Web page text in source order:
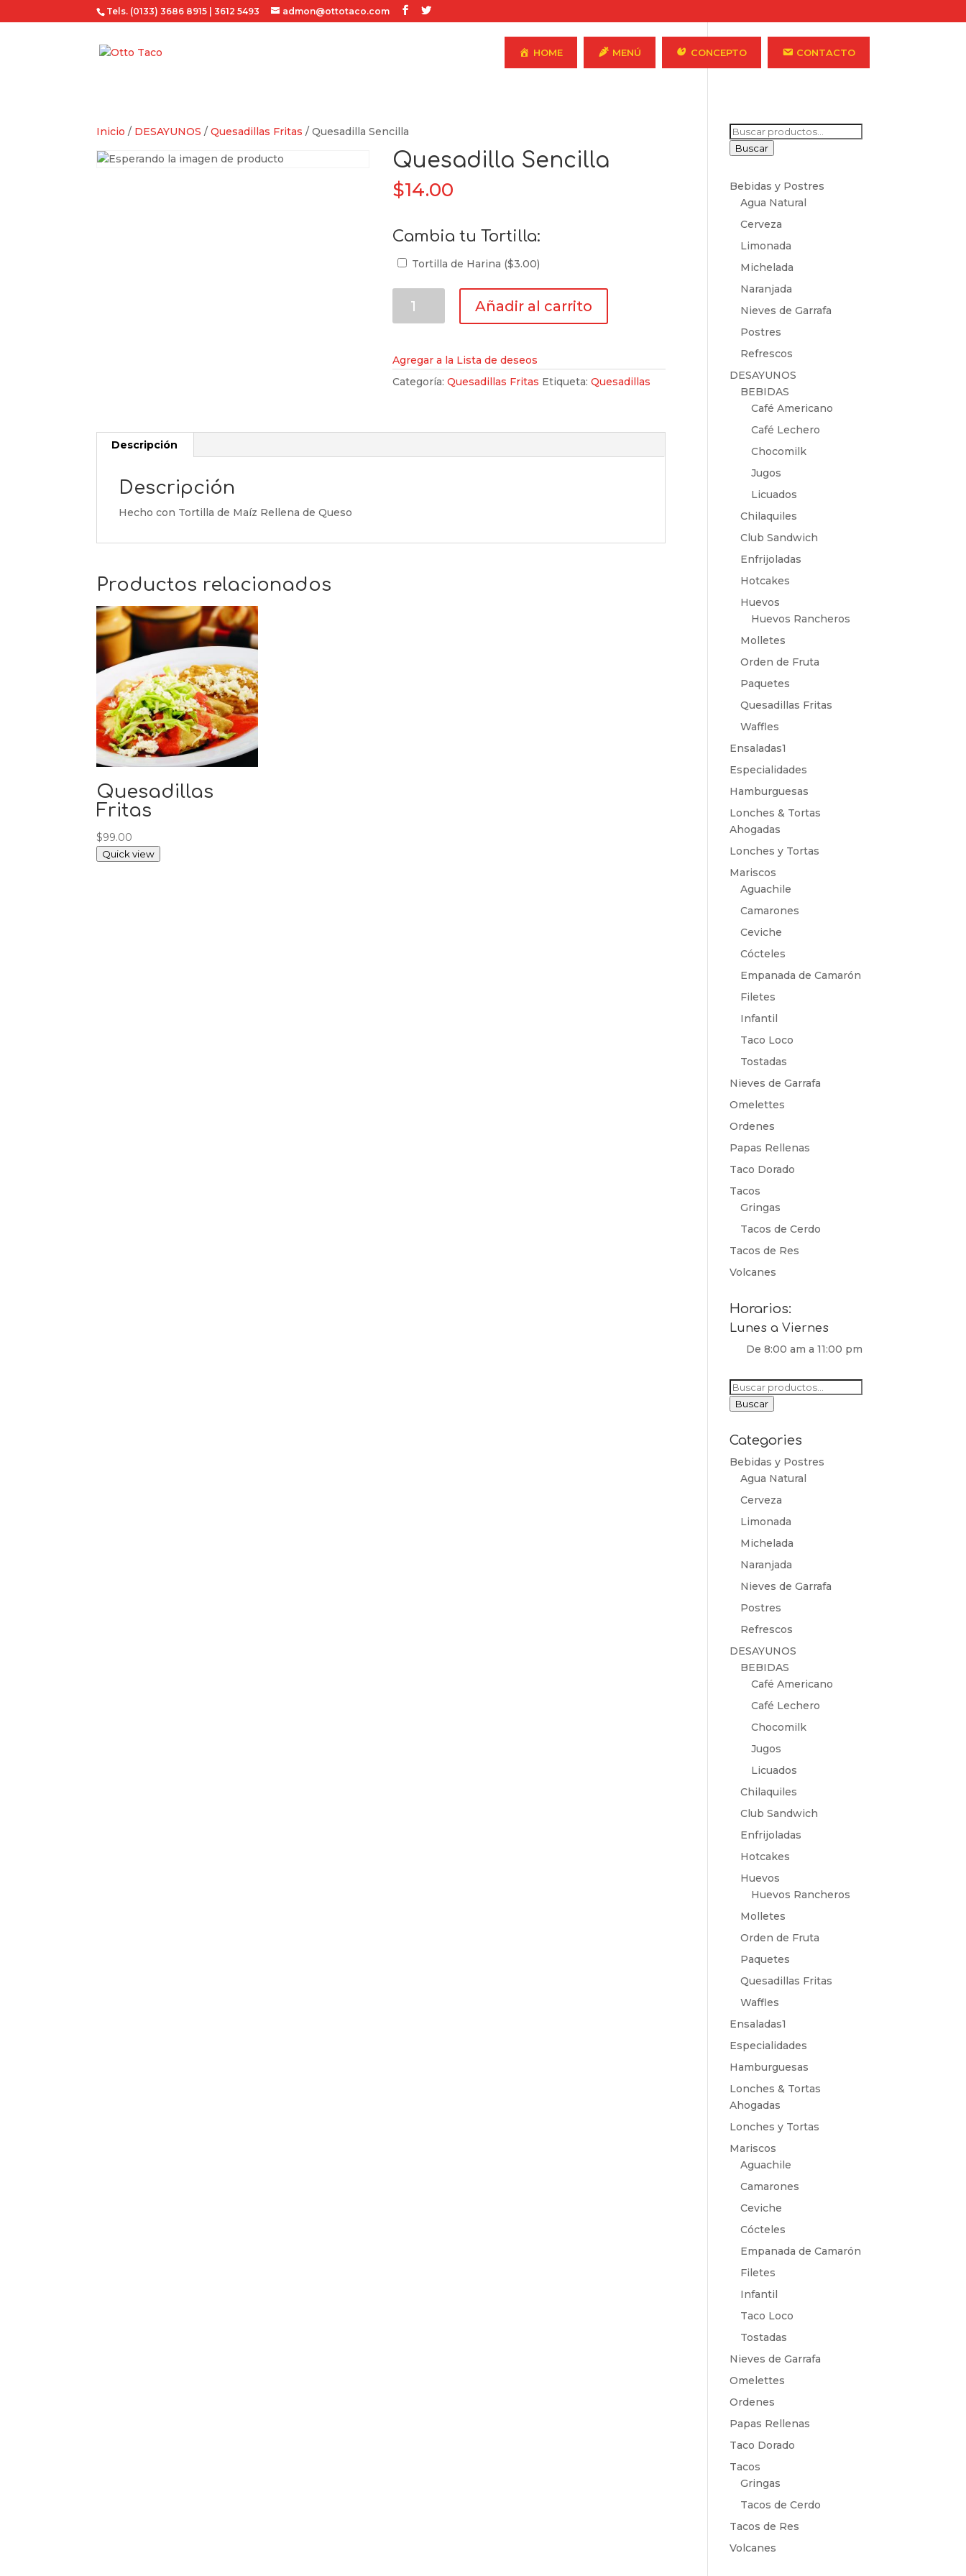
Tels. (0133) 3686 8915 | 3612 5493 admon@ottotaco.com
HOME MENÚ CONCEPTO CONTACTO
Inicio / DESAYUNOS /Quesadillas Fritas / Quesadilla Sencilla
Quesadilla Sencilla
$14.00
Cambia tu Tortilla:
Tortilla de Harina ($3.00)
Sencilla
Añadir al carrito
Agregar a la Lista de deseos
Categoría:Quesadillas Fritas Etiqueta:Quesadillas
Descripción
Descripción
Hecho con Tortilla de Maíz Rellena de Queso
Productos relacionados
Quesadillas
Fritas
$99.00
Quick view
Buscar
por:
Buscar
Bebidas y Postres
Agua Natural
Cerveza
Limonada
Michelada
Naranjada
Nieves de Garrafa
Postres
Refrescos
DESAYUNOS
BEBIDAS
Café Americano
Café Lechero
Chocomilk
Jugos
Licuados
Chilaquiles
Club Sandwich
Enfrijoladas
Hotcakes
Huevos
Huevos Rancheros
Molletes
Orden de Fruta
Paquetes
Quesadillas Fritas
Waffles
Ensaladas1
Especialidades
Hamburguesas
Lonches & Tortas
Ahogadas
Lonches y Tortas
Mariscos
Aguachile
Camarones
Ceviche
Cócteles
Empanada de Camarón
Filetes
Infantil
Taco Loco
Tostadas
Nieves de Garrafa
Omelettes
Ordenes
Papas Rellenas
Taco Dorado
Tacos
Gringas
Tacos de Cerdo
Tacos de Res
Volcanes
Horarios:
Lunes a Viernes
De 8:00 am a 11:00 pm
Buscar
por:
Buscar
Categories
Bebidas y Postres
Agua Natural
Cerveza
Limonada
Michelada
Naranjada
Nieves de Garrafa
Postres
Refrescos
DESAYUNOS
BEBIDAS
Café Americano
Café Lechero
Chocomilk
Jugos
Licuados
Chilaquiles
Club Sandwich
Enfrijoladas
Hotcakes
Huevos
Huevos Rancheros
Molletes
Orden de Fruta
Paquetes
Quesadillas Fritas
Waffles
Ensaladas1
Especialidades
Hamburguesas
Lonches & Tortas
Ahogadas
Lonches y Tortas
Mariscos
Aguachile
Camarones
Ceviche
Cócteles
Empanada de Camarón
Filetes
Infantil
Taco Loco
Tostadas
Nieves de Garrafa
Omelettes
Ordenes
Papas Rellenas
Taco Dorado
Tacos
Gringas
Tacos de Cerdo
Tacos de Res
Volcanes